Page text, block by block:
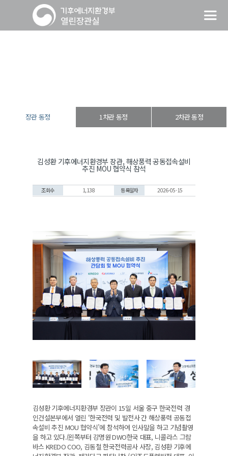
장관 동정 1차관 동정 2차관 동정
김성환 기후에너지환경부 장관, 해상풍력 공동접속설비
추진 MOU 협약식 참석
조회수 1,138 등록일자 2026-05-15
김성환 기후에너지환경부 장관이 15일 서울 중구 한국전력 경
인건설본부에서 열린 ‘한국전력 및 발전사 간 해상풍력 공동접
속설비 추진 MOU 협약식’에 참석하여 인사말을 하고 기념촬영
을 하고 있다.(왼쪽부터 강명원 DWO한국 대표, 니콜라스 그람
바스 KREDO COO, 김동철 한국전력공사 사장, 김성환 기후에